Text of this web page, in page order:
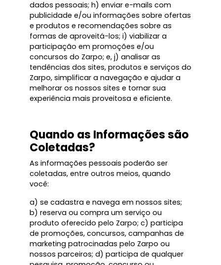
dados pessoais; h) enviar e-mails com
publicidade e/ou informações sobre ofertas
e produtos e recomendações sobre as
formas de aproveitá-los; i) viabilizar a
participação em promoções e/ou
concursos do Zarpo; e, j) analisar as
tendências dos sites, produtos e serviços do
Zarpo, simplificar a navegação e ajudar a
melhorar os nossos sites e tornar sua
experiência mais proveitosa e eficiente.
Quando as Informações são
Coletadas?
As informações pessoais poderão ser
coletadas, entre outros meios, quando
você:
a) se cadastra e navega em nossos sites;
b) reserva ou compra um serviço ou
produto oferecido pelo Zarpo; c) participa
de promoções, concursos, campanhas de
marketing patrocinadas pelo Zarpo ou
nossos parceiros; d) participa de qualquer